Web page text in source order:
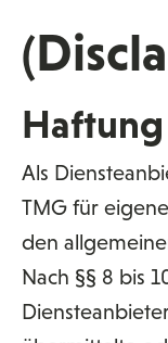
Als
TMG für
den
Nach §§ 8 bis